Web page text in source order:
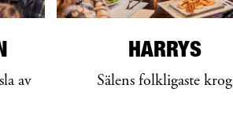
av
HARRYS
Sälens folkligaste krog